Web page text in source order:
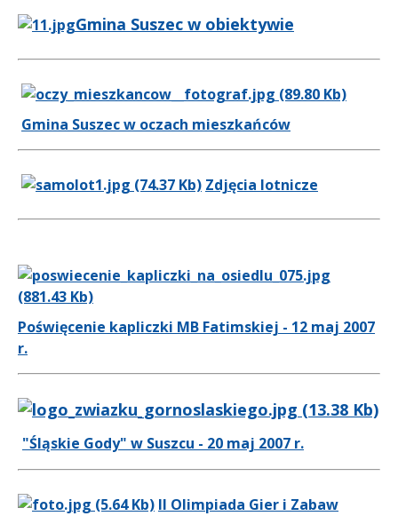
Gmina Suszec w obiektywie
Gmina Suszec w oczach mieszkańców
Zdjęcia lotnicze
Poświęcenie kapliczki MB Fatimskiej - 12 maj 2007
r.
"Śląskie Gody" w Suszcu - 20 maj 2007 r.
II Olimpiada Gier i Zabaw